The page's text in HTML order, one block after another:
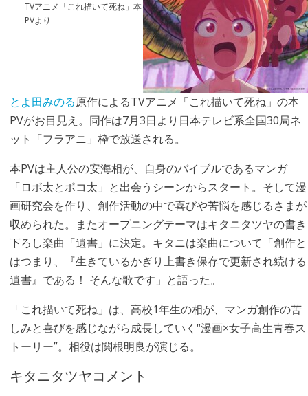
TVアニメ「これ描いて死ね」本
PVより
とよ田みのる原作によるTVアニメ「これ描いて死ね」の本
PVがお目見え。同作は7月3日より日本テレビ系全国30局ネ
ット「フラアニ」枠で放送される。
本PVは主人公の安海相が、自身のバイブルであるマンガ
「ロボ太とポコ太」と出会うシーンからスタート。そして漫
画研究会を作り、創作活動の中で喜びや苦悩を感じるさまが
収められた。またオープニングテーマはキタニタツヤの書き
下ろし楽曲「遺書」に決定。キタニは楽曲について「創作と
はつまり、『生きているかぎり上書き保存で更新され続ける
遺書』である！ そんな歌です」と語った。
「これ描いて死ね」は、高校1年生の相が、マンガ創作の苦
しみと喜びを感じながら成長していく“漫画×女子高生青春ス
トーリー”。相役は関根明良が演じる。
キタニタツヤコメント